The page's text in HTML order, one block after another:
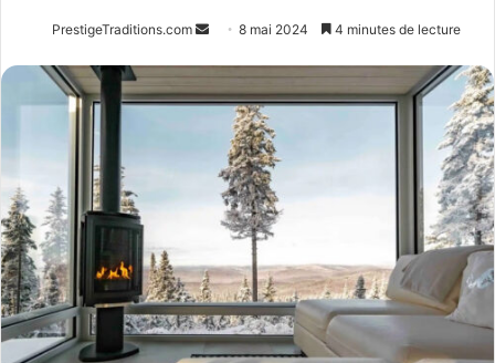
PrestigeTraditions.com
Envoyer
courriel
8 mai 2024 4 minutes de lecture